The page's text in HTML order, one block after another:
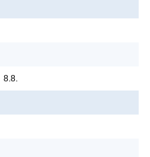
8.8.